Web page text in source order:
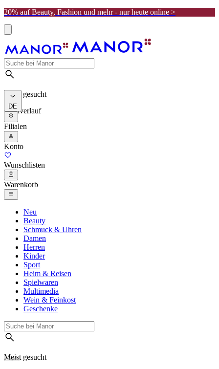
20% auf Beauty, Fashion und mehr - nur heute online >
Meist gesucht
Suchverlauf
DE
Filialen
Konto
Wunschlisten
Warenkorb
Neu
Beauty
Schmuck & Uhren
Damen
Herren
Kinder
Sport
Heim & Reisen
Spielwaren
Multimedia
Wein & Feinkost
Geschenke
Meist gesucht